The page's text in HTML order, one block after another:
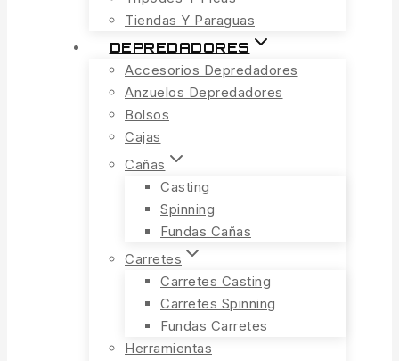
Tiendas Y Paraguas
DEPREDADORES
Accesorios Depredadores
Anzuelos Depredadores
Bolsos
Cajas
Cañas
Casting
Spinning
Fundas Cañas
Carretes
Carretes Casting
Carretes Spinning
Fundas Carretes
Herramientas